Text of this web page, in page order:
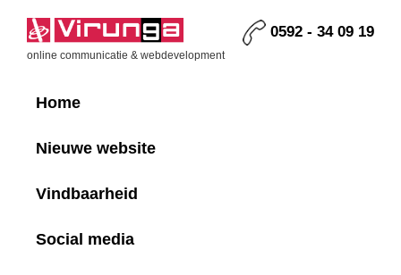
primary
primaryVirunga
online communicatie & webdevelopment
0592 - 34 09 19
Home
Nieuwe website
Vindbaarheid
Social media